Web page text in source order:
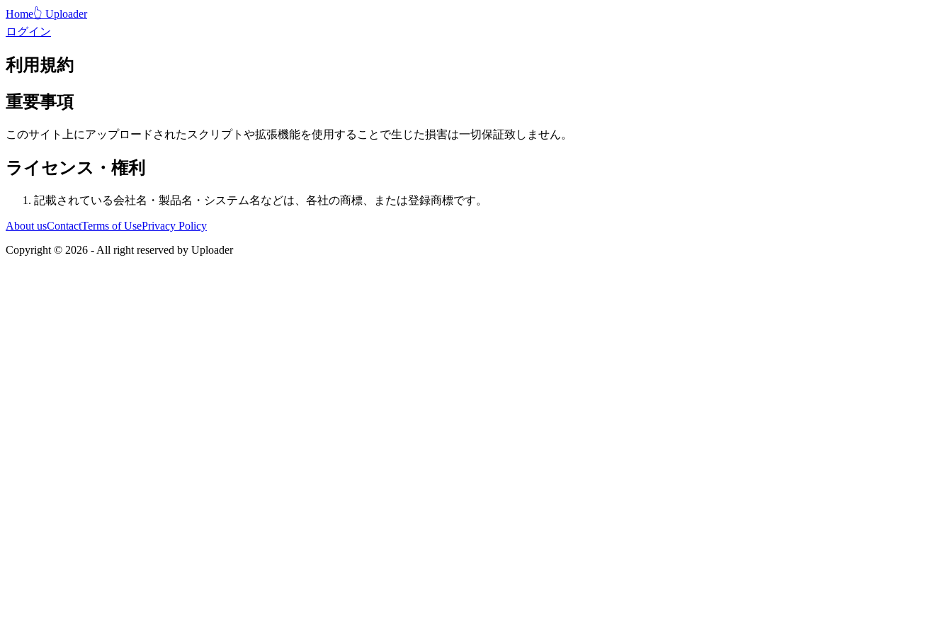
Home👆 Uploader
ログイン
利用規約
重要事項
このサイト上にアップロードされたスクリプトや拡張機能を使用することで生じた損害は一切保証致しません。
ライセンス・権利
記載されている会社名・製品名・システム名などは、各社の商標、または登録商標です。
About usContactTerms of UsePrivacy Policy
Copyright © 2026 - All right reserved by Uploader